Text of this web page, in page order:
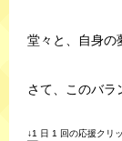
堂々と、自身の
さて、このバラ
↓1 日 1 回の応援クリ